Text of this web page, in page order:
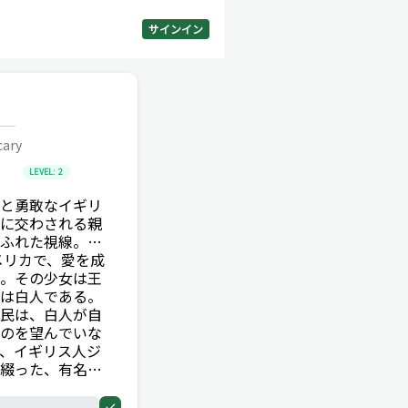
サインイン
LEVEL: 2
勇敢なイギリ
交わされる親
れた視線。…
カで、愛を成
その少女は王
白人である。
は、白人が自
を望んでいな
イギリス人ジ
った、有名な